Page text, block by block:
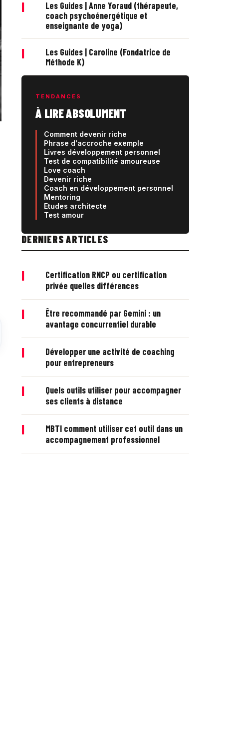
|
Les Guides | Anne Yoraud (thérapeute,
coach psychoénergétique et
enseignante de yoga)
|
Les Guides | Caroline (Fondatrice de
Méthode K)
TENDANCES
À LIRE ABSOLUMENT
Comment devenir riche
Phrase d'accroche exemple
Livres développement personnel
Test de compatibilité amoureuse
Love coach
Devenir riche
Coach en développement personnel
Mentoring
Etudes architecte
Test amour
DERNIERS ARTICLES
|
Certification RNCP ou certification
privée quelles différences
|
Être recommandé par Gemini : un
avantage concurrentiel durable
|
Développer une activité de coaching
pour entrepreneurs
|
Quels outils utiliser pour accompagner
ses clients à distance
|
MBTI comment utiliser cet outil dans un
accompagnement professionnel